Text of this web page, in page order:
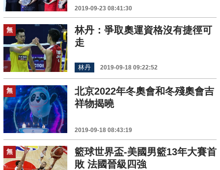
2019-09-23 08:41:30
無
林丹：爭取奧運資格沒有捷徑可
走
林丹 2019-09-18 09:22:52
無
北京2022年冬奧會和冬殘奧會吉
祥物揭曉
2019-09-18 08:43:19
無
籃球世界盃-美國男籃13年大賽首
敗 法國晉級四強